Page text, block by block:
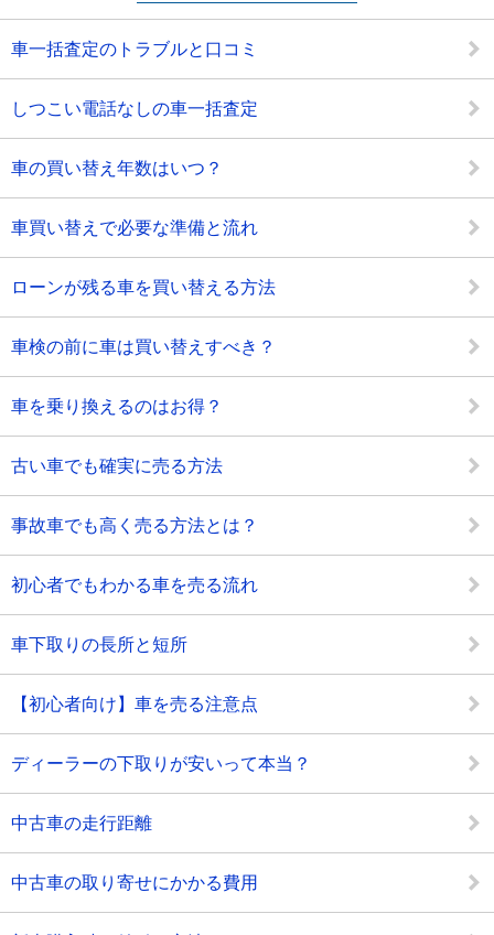
車一括査定のトラブルと口コミ
しつこい電話なしの車一括査定
車の買い替え年数はいつ？
車買い替えで必要な準備と流れ
ローンが残る車を買い替える方法
車検の前に車は買い替えすべき？
車を乗り換えるのはお得？
古い車でも確実に売る方法
事故車でも高く売る方法とは？
初心者でもわかる車を売る流れ
車下取りの長所と短所
【初心者向け】車を売る注意点
ディーラーの下取りが安いって本当？
中古車の走行距離
中古車の取り寄せにかかる費用